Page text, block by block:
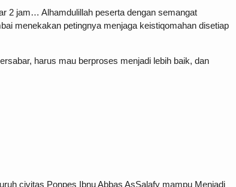
2 jam… Alhamdulillah peserta dengan semangat
menekakan petingnya menjaga keistiqomahan disetiap
harus mau berproses menjadi lebih baik, dan
civitas Ponpes Ibnu Abbas AsSalafy mampu Menjadi